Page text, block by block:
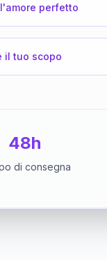
perfetto
il tuo scopo
48h
di consegna